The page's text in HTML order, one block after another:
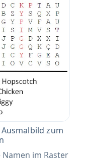
zum
im Raster